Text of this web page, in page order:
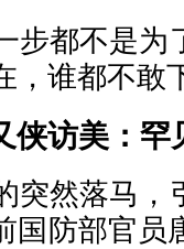
步都不是为
谁都不敢
侠访美：
突然落马，
国防部官员